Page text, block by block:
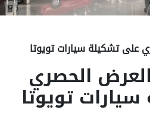
على تشكيلة سيارات تويوتا
الحصري
تويوتا